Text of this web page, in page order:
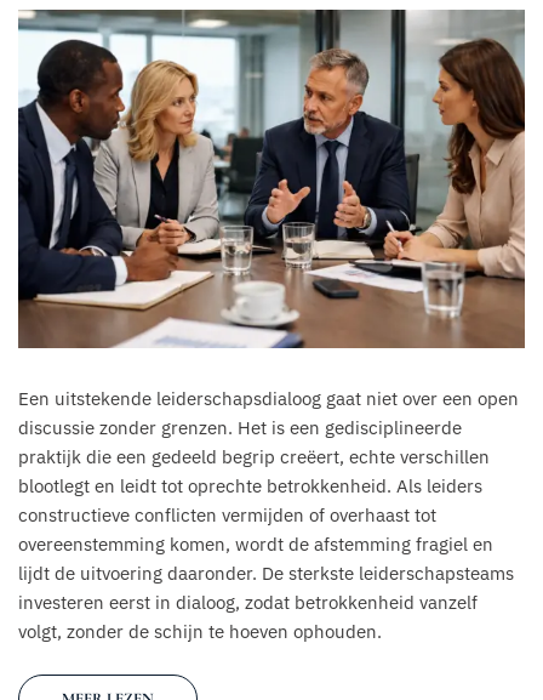
Een uitstekende leiderschapsdialoog gaat niet over een open
discussie zonder grenzen. Het is een gedisciplineerde
praktijk die een gedeeld begrip creëert, echte verschillen
blootlegt en leidt tot oprechte betrokkenheid. Als leiders
constructieve conflicten vermijden of overhaast tot
overeenstemming komen, wordt de afstemming fragiel en
lijdt de uitvoering daaronder. De sterkste leiderschapsteams
investeren eerst in dialoog, zodat betrokkenheid vanzelf
volgt, zonder de schijn te hoeven ophouden.